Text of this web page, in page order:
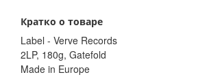
Кратко о товаре
Label - Verve Records
2LP, 180g, Gatefold
Made in Europe